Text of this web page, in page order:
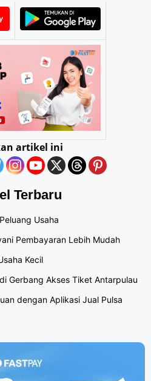
artikel ini
Terbaru
Usaha
Pembayaran Lebih Mudah
Kecil
Gerbang Akses Tiket Antarpulau
dengan Aplikasi Jual Pulsa